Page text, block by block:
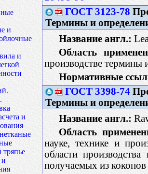
и
и
и
тряпье
ГОСТ 3123-78
Термины и
Название англ.:
Область
производстве термины
Нормативные
ГОСТ 3398-74
Термины и
Название англ.:
Область
науке, технике и
области
получаемых из